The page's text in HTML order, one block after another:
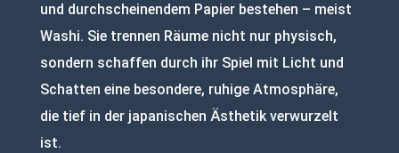
und durchscheinendem Papier bestehen – meist
Washi. Sie trennen Räume nicht nur physisch,
sondern schaffen durch ihr Spiel mit Licht und
Schatten eine besondere, ruhige Atmosphäre,
die tief in der japanischen Ästhetik verwurzelt
ist.